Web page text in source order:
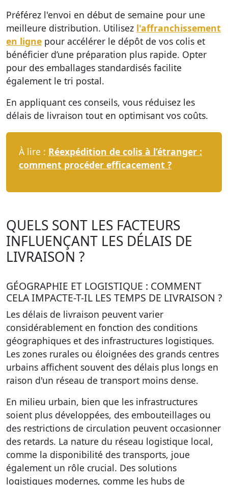
Préférez l'envoi en début de semaine pour une
meilleure distribution. Utilisez l'affranchissement
en ligne pour accélérer le dépôt de vos colis et
bénéficier d’une préparation plus rapide. Opter
pour des emballages standardisés facilite
également le tri postal.
En appliquant ces conseils, vous réduisez les
délais de livraison tout en optimisant vos coûts.
À lire : Réexpédition de colis à l’étranger :
comment procéder efficacement ?
QUELS SONT LES FACTEURS
INFLUENÇANT LES DÉLAIS DE
LIVRAISON ?
GÉOGRAPHIE ET LOGISTIQUE : COMMENT
CELA IMPACTE-T-IL LES TEMPS DE LIVRAISON ?
Les délais de livraison peuvent varier
considérablement en fonction des conditions
géographiques et des infrastructures logistiques.
Les zones rurales ou éloignées des grands centres
urbains affichent souvent des délais plus longs en
raison d'un réseau de transport moins dense.
En milieu urbain, bien que les infrastructures
soient plus développées, des embouteillages ou
des restrictions de circulation peuvent occasionner
des retards. La nature du réseau logistique local,
comme la disponibilité des transports, joue
également un rôle crucial. Des solutions
logistiques modernes, comme les hubs de